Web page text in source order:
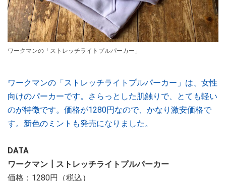
ワークマンの「ストレッチライトプルパーカー」
ワークマンの「ストレッチライトプルパーカー」は、女性
向けのパーカーです。さらっとした肌触りで、とても軽い
のが特徴です。価格が1280円なので、かなり激安価格で
す。新色のミントも発売になりました。
DATA
ワークマン┃ストレッチライトプルパーカー
価格：1280円（税込）